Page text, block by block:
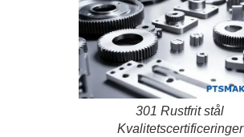
301 Rustfrit stål
Kvalitetscertificeringer